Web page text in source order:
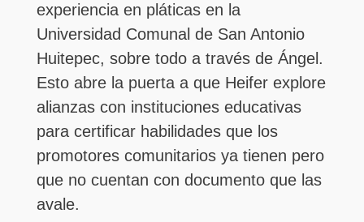
experiencia en pláticas en la
Universidad Comunal de San Antonio
Huitepec, sobre todo a través de Ángel.
Esto abre la puerta a que Heifer explore
alianzas con instituciones educativas
para certificar habilidades que los
promotores comunitarios ya tienen pero
que no cuentan con documento que las
avale.